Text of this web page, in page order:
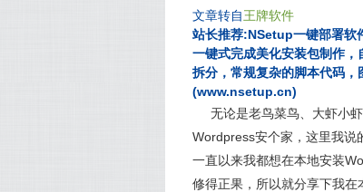
文章转自王牌软件
站长推荐:NSetup一键部署软
一键式完成美化安装包制作
拆分，常规复杂的脚本代码，
(www.nsetup.cn)
无论是老鸟菜鸟、大虾小
Wordpress安个家，这里我说
一直以来我都想在本地安装
修得正果，所以就分享下我